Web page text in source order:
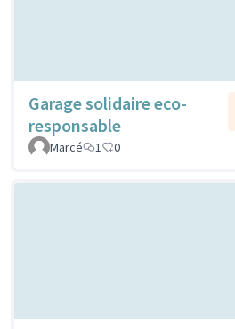
Garage solidaire eco-
responsable
Marcé
1 0